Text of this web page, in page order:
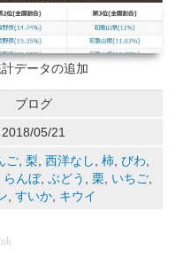
データの追加
ブログ
2018/05/21
ご 梨 西洋なし 柿 びわ
らんぼ, ぶどう 栗 いちご
すいか キウイ